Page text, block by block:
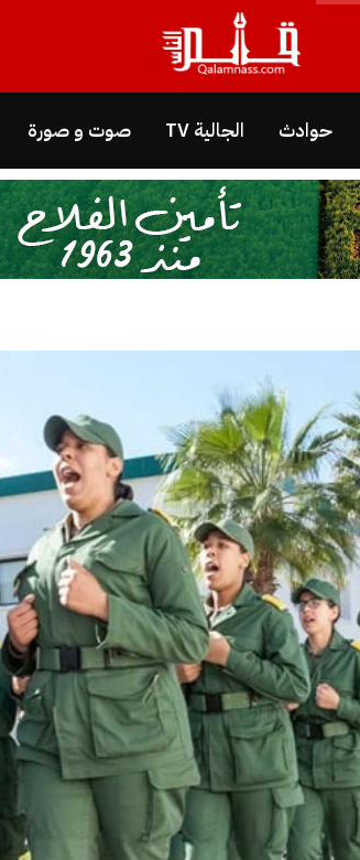
حوادث الجالية TV صوت و صورة